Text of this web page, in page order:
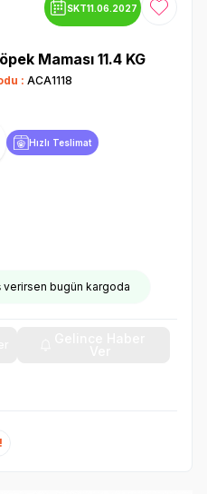
SKT11.06.2027 Favoriye
Maması 11.4 KG
: ACA1118
Hızlı Teslimat
bugün kargoda